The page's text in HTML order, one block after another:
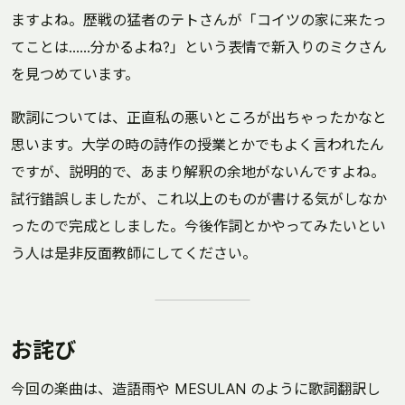
ますよね。歴戦の猛者のテトさんが「コイツの家に来たっ
てことは……分かるよね?」という表情で新入りのミクさん
を見つめています。
歌詞については、正直私の悪いところが出ちゃったかなと
思います。大学の時の詩作の授業とかでもよく言われたん
ですが、説明的で、あまり解釈の余地がないんですよね。
試行錯誤しましたが、これ以上のものが書ける気がしなか
ったので完成としました。今後作詞とかやってみたいとい
う人は是非反面教師にしてください。
お詫び
今回の楽曲は、造語雨や MESULAN のように歌詞翻訳し